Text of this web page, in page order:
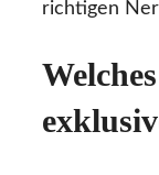
richtigen